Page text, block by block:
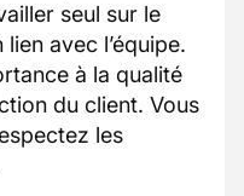
seul sur le
avec l’équipe.
à la qualité
du client. Vous
les